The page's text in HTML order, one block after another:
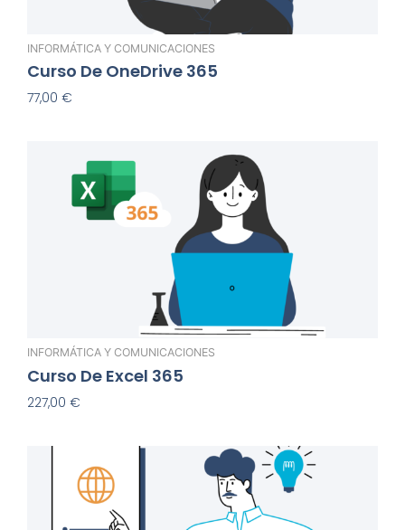
INFORMÁTICA Y COMUNICACIONES
Curso De OneDrive 365
77,00 €
INFORMÁTICA Y COMUNICACIONES
Curso De Excel 365
227,00 €